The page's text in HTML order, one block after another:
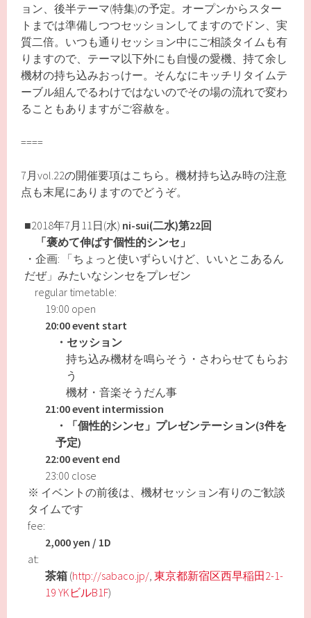
ョン、後半テーマ(特集)の予定。オープンからスター
トまでは準備しつつセッションしてますのでドン、実
質二倍。いつも通りセッション中にご相談タイムも有
りますので、テーマ以下外にも自慢の愛機、持て余し
機材の持ち込みおっけー。そんなにキッチリタイムテ
ーブル組んでるわけではないのでその場の流れで変わ
ることもありますがご容赦を。
====
7月vol.22の開催要項はこちら。機材持ち込み時の注意
点も末尾にありますのでどうぞ。
■2018年7月11日(水) ni-sui(二水)第22回
「褒めて伸ばす個性的シンセ」
・企画: 「ちょっと使いずらいけど、いいとこあるん
だぜ」みたいなシンセをプレゼン
regular timetable:
19:00 open
20:00 event start
・セッション
持ち込み機材を鳴らそう・さわらせてもらお
う
機材・音楽そうだん事
21:00 event intermission
・「個性的シンセ」プレゼンテーション(3件を
予定)
22:00 event end
23:00 close
※ イベントの前後は、機材セッション有りのご歓談
タイムです
fee:
2,000 yen / 1D
at:
茶箱 (http://sabaco.jp/,東京都新宿区西早稲田2-1-
19 YKビルB1F)